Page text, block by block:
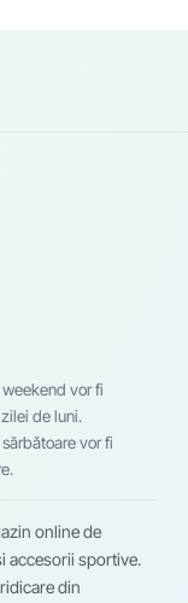
vor fi
de luni.
vor fi
online de
accesorii sportive.
din